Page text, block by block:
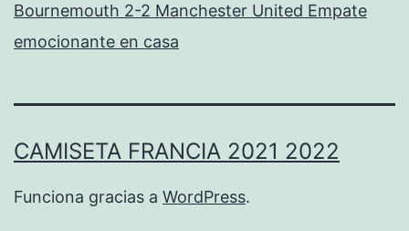
Bournemouth 2-2 Manchester United Empate
emocionante en casa
CAMISETA FRANCIA 2021 2022
Funciona gracias a WordPress.